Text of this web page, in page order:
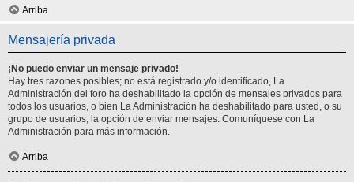
Arriba
Mensajería privada
¡No puedo enviar un mensaje privado!
Hay tres razones posibles; no está registrado y/o identificado, La
Administración del foro ha deshabilitado la opción de mensajes privados para
todos los usuarios, o bien La Administración ha deshabilitado para usted, o su
grupo de usuarios, la opción de enviar mensajes. Comuníquese con La
Administración para más información.
Arriba